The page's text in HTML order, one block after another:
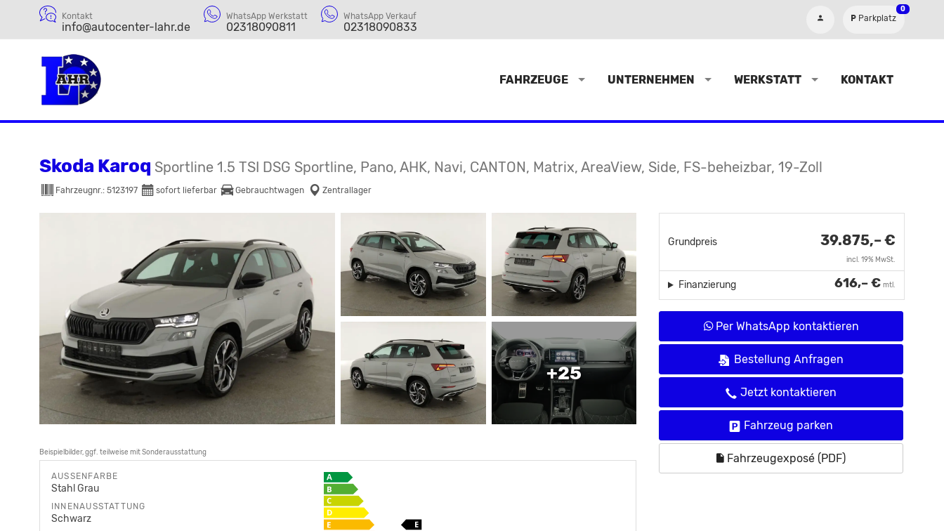
Kontakt
info@autocenter-lahr.de
WhatsApp Werkstatt
02318090811
WhatsApp Verkauf
02318090833
Parkplatz
0
FAHRZEUGE UNTERNEHMEN WERKSTATT KONTAKT
Skoda Karoq Sportline 1.5 TSI DSG Sportline, Pano, AHK, Navi, CANTON, Matrix, AreaView, Side, FS-beheizbar, 19-Zoll
Fahrzeugnr.: 5123197 sofort lieferbar Gebrauchtwagen Zentrallager
Grundpreis 39.875,– €
incl. 19% MwSt.
616,– € mtl.
Finanzierung
Per WhatsApp kontaktieren
Bestellung Anfragen
Jetzt kontaktieren
Fahrzeug parken
Fahrzeugexposé (PDF)
+25
Beispielbilder, ggf. teilweise mit Sonderausstattung
AUSSENFARBE
Stahl Grau
INNENAUSSTATTUNG
Schwarz